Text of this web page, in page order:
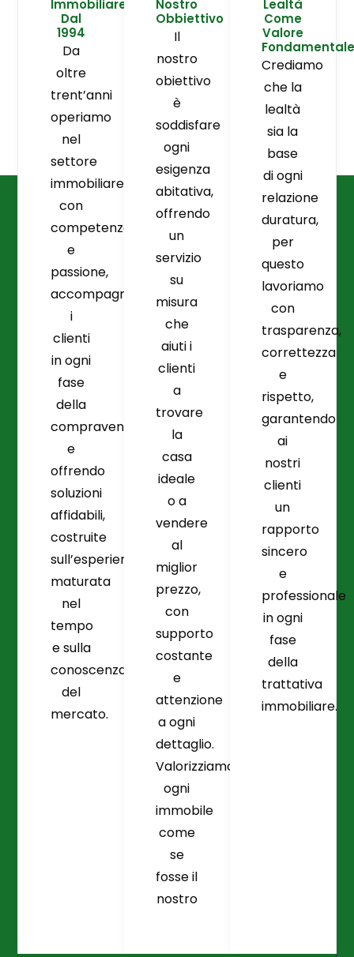
Immobiliare
Dal
1994
Da
oltre
trent’anni
operiamo
nel
settore
immobiliare
con
competenza
e
passione,
accompagnando
i
clienti
in ogni
fase
della
compravendita
e
offrendo
soluzioni
affidabili,
costruite
sull’esperienza
maturata
nel
tempo
e sulla
conoscenza
del
mercato.
Nostro
Obbiettivo
Il
nostro
obiettivo
è
soddisfare
ogni
esigenza
abitativa,
offrendo
un
servizio
su
misura
che
aiuti i
clienti
a
trovare
la
casa
ideale
o a
vendere
al
miglior
prezzo,
con
supporto
costante
e
attenzione
a ogni
dettaglio.
Valorizziamo
ogni
immobile
come
se
fosse il
nostro
Lealtà
Come
Valore
Fondamentale
Crediamo
che la
lealtà
sia la
base
di ogni
relazione
duratura,
per
questo
lavoriamo
con
trasparenza,
correttezza
e
rispetto,
garantendo
ai
nostri
clienti
un
rapporto
sincero
e
professionale
in ogni
fase
della
trattativa
immobiliare.